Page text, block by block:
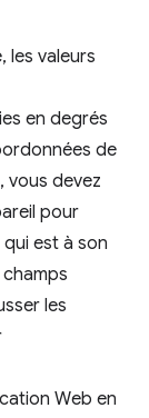
les valeurs
en degrés
de
vous devez
pour
est à son
les
Web en